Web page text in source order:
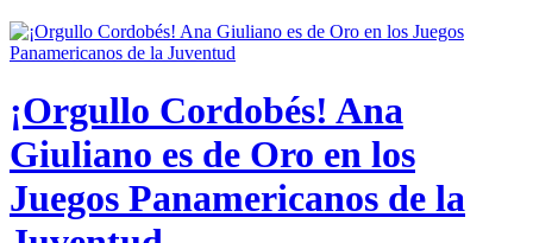
¡Orgullo Cordobés! Ana
Giuliano es de Oro en los
Juegos Panamericanos de la